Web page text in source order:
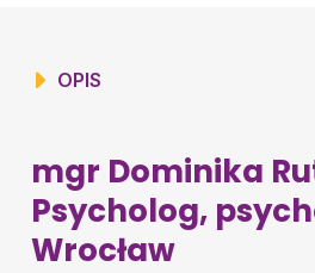
OPIS
mgr Dominika
Psycholog,
Wrocław